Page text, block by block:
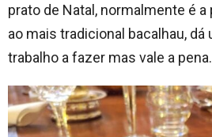
prato de Natal, normalmente é
ao mais tradicional bacalhau,
trabalho a fazer mas vale a pena.